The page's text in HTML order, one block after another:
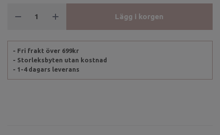
Lägg i korgen
- Fri frakt över 699kr
- Storleksbyten utan kostnad
- 1-4 dagars leverans